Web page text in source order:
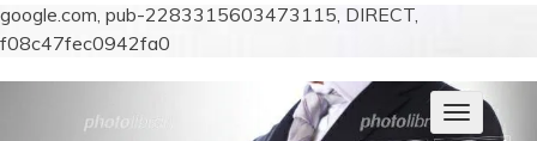
google.com, pub-2283315603473115, DIRECT,
f08c47fec0942fa0
ナ
ビ